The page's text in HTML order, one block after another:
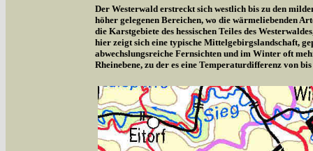
Der Westerwald erstreckt sich westlich bis zu den
höher gelegenen Bereichen, wo die wärmeliebenden
die Karstgebiete des hessischen Teiles des
hier zeigt sich eine typische Mittelgebirgslandschaft,
abwechslungsreiche Fernsichten und im Winter oft
Rheinebene, zu der es eine Temperaturdifferenz von